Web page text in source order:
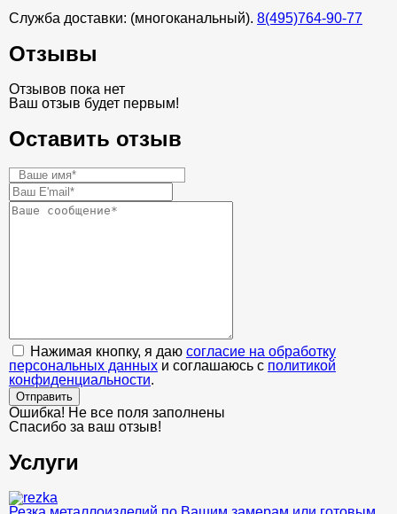
Служба доставки: (многоканальный). 8(495)764-90-77
Отзывы
Отзывов пока нет
Ваш отзыв будет первым!
Оставить отзыв
Нажимая кнопку, я даю согласие на обработку
персональных данных и соглашаюсь с политикой
конфиденциальности.
Отправить
Ошибка! Не все поля заполнены
Спасибо за ваш отзыв!
Услуги